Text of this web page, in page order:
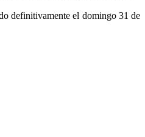
definitivamente el domingo 31 de